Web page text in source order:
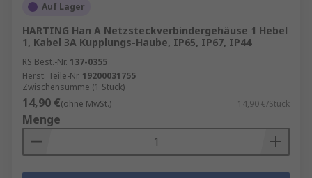
Auf Lager
HARTING Han A Netzsteckverbindergehäuse 1 Hebel
1, Kabel 3A Kupplungs-Haube, IP65, IP67, IP44
RS Best.-Nr. 137-0355
Herst. Teile-Nr. 19200031755
Zwischensumme (1 Stück)
14,90 €(ohne MwSt.) 14,90 €/Stück
Menge